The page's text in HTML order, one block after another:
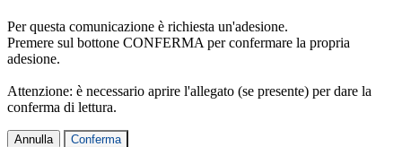
Per questa comunicazione è richiesta un'adesione.
Premere sul bottone CONFERMA per confermare la propria
adesione.
Attenzione: è necessario aprire l'allegato (se presente) per dare la
conferma di lettura.
Annulla Conferma